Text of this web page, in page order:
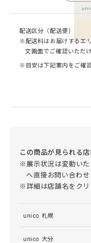
配送区分（配送便）
※配送料はお届けするエ
文画面でご確認いただけ
※目安は下記案内をご確
この商品が見られる
※展示状況は変動い
へ直接お問い合わせ
※詳細は店舗名をクリ
unico 札幌
unico 大分